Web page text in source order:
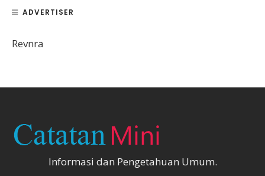
ADVERTISER
Revnra
Informasi dan Pengetahuan Umum.